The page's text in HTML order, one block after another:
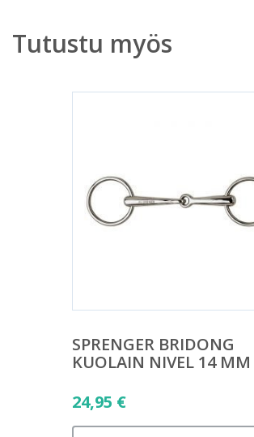
Tutustu myös
SPRENGER BRIDONG
KUOLAIN NIVEL 14 MM
24,95 €